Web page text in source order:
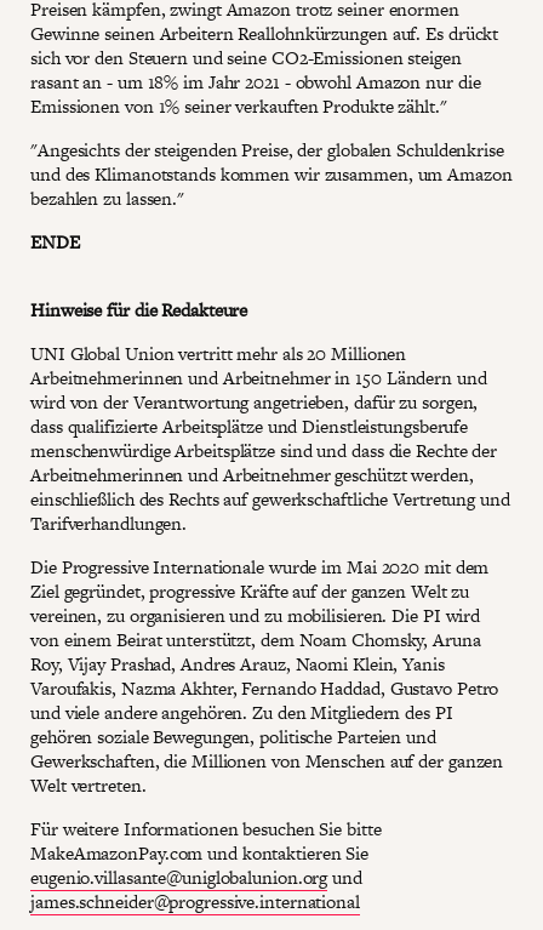
Preisen kämpfen, zwingt Amazon trotz seiner enormen
Gewinne seinen Arbeitern Reallohnkürzungen auf. Es drückt
sich vor den Steuern und seine CO2-Emissionen steigen
rasant an - um 18% im Jahr 2021 - obwohl Amazon nur die
Emissionen von 1% seiner verkauften Produkte zählt."
"Angesichts der steigenden Preise, der globalen Schuldenkrise
und des Klimanotstands kommen wir zusammen, um Amazon
bezahlen zu lassen."
ENDE
Hinweise für die Redakteure
UNI Global Union vertritt mehr als 20 Millionen
Arbeitnehmerinnen und Arbeitnehmer in 150 Ländern und
wird von der Verantwortung angetrieben, dafür zu sorgen,
dass qualifizierte Arbeitsplätze und Dienstleistungsberufe
menschenwürdige Arbeitsplätze sind und dass die Rechte der
Arbeitnehmerinnen und Arbeitnehmer geschützt werden,
einschließlich des Rechts auf gewerkschaftliche Vertretung und
Tarifverhandlungen.
Die Progressive Internationale wurde im Mai 2020 mit dem
Ziel gegründet, progressive Kräfte auf der ganzen Welt zu
vereinen, zu organisieren und zu mobilisieren. Die PI wird
von einem Beirat unterstützt, dem Noam Chomsky, Aruna
Roy, Vijay Prashad, Andres Arauz, Naomi Klein, Yanis
Varoufakis, Nazma Akhter, Fernando Haddad, Gustavo Petro
und viele andere angehören. Zu den Mitgliedern des PI
gehören soziale Bewegungen, politische Parteien und
Gewerkschaften, die Millionen von Menschen auf der ganzen
Welt vertreten.
Für weitere Informationen besuchen Sie bitte
MakeAmazonPay.com und kontaktieren Sie
eugenio.villasante@uniglobalunion.orgund
james.schneider@progressive.international